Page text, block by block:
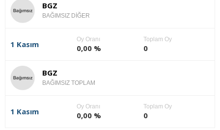
BGZ
BAĞIMSIZ DİĞER
1 Kasım
Oy Oranı
0,00 %
Toplam Oy
0
BGZ
BAĞIMSIZ TOPLAM
1 Kasım
Oy Oranı
0,00 %
Toplam Oy
0